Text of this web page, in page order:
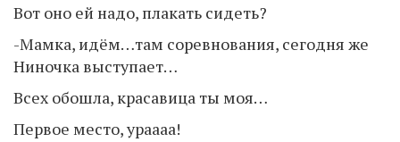
Вот оно ей надо, плакать сидеть?
-Мамка, идём…там соревнования, сегодня же
Ниночка выступает…
Всех обошла, красавица ты моя…
Первое место, ураааа!